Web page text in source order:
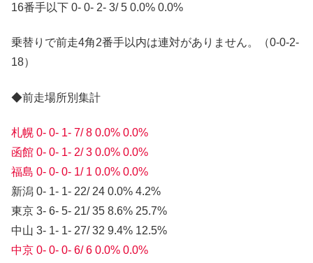
16番手以下 0- 0- 2- 3/ 5 0.0% 0.0%
乗替りで前走4角2番手以内は連対がありません。（0-0-2-
18）
◆前走場所別集計
札幌 0- 0- 1- 7/ 8 0.0% 0.0%
函館 0- 0- 1- 2/ 3 0.0% 0.0%
福島 0- 0- 0- 1/ 1 0.0% 0.0%
新潟 0- 1- 1- 22/ 24 0.0% 4.2%
東京 3- 6- 5- 21/ 35 8.6% 25.7%
中山 3- 1- 1- 27/ 32 9.4% 12.5%
中京 0- 0- 0- 6/ 6 0.0% 0.0%